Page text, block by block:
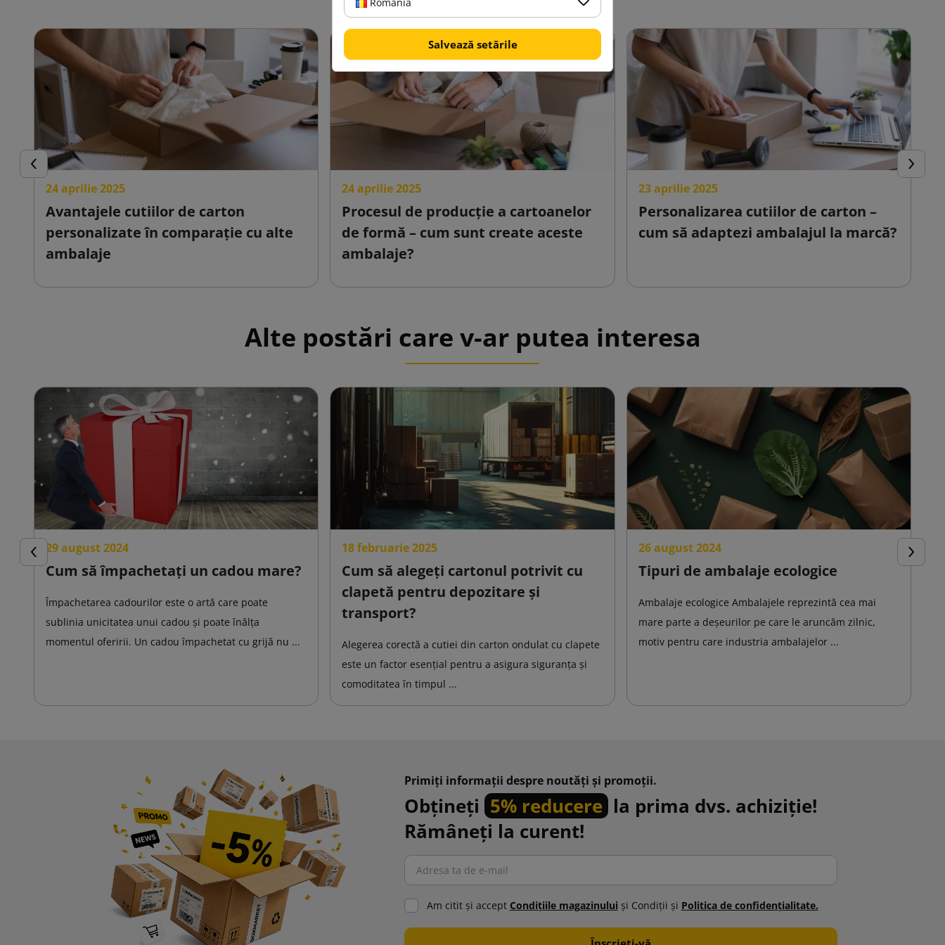
Inapoi
24 aprilie 2025
Avantajele cutiilor de carton
personalizate în comparație cu alte
ambalaje
24 aprilie 2025
Procesul de producție a cartoanelor
de formă – cum sunt create aceste
ambalaje?
23 aprilie 2025
Personalizarea cutiilor de carton –
cum să adaptezi ambalajul la marcă?
Alte postări care v-ar putea interesa
Inapoi
29 august 2024
Cum să împachetați un cadou mare?
Împachetarea cadourilor este o artă care poate
sublinia unicitatea unui cadou și poate înălța
momentul oferirii. Un cadou împachetat cu grijă nu ...
18 februarie 2025
Cum să alegeți cartonul potrivit cu
clapetă pentru depozitare și
transport?
Alegerea corectă a cutiei din carton ondulat cu clapete
este un factor esențial pentru a asigura siguranța și
comoditatea în timpul ...
26 august 2024
Tipuri de ambalaje ecologice
Ambalaje ecologice Ambalajele reprezintă cea mai
mare parte a deșeurilor pe care le aruncăm zilnic,
motiv pentru care industria ambalajelor ...
Primiți informații despre noutăți și promoții.
Obțineți 5% reducere la prima dvs. achiziție!
Rămâneți la curent!
Am citit şi accept Condiţiile magazinului şi Condiţii şi Politica de confidenţialitate.
Salvează setările